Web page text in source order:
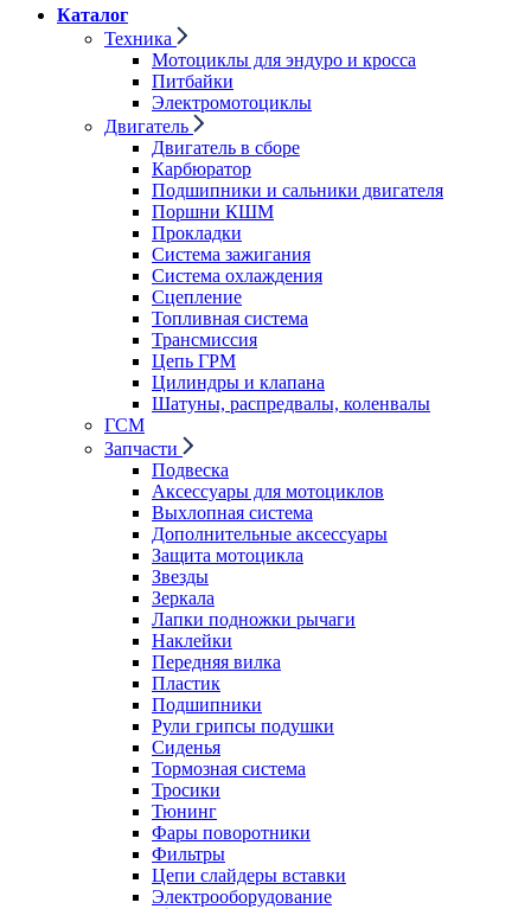
Каталог
Техника
Мотоциклы для эндуро и кросса
Питбайки
Электромотоциклы
Двигатель
Двигатель в сборе
Карбюратор
Подшипники и сальники двигателя
Поршни КШМ
Прокладки
Система зажигания
Система охлаждения
Сцепление
Топливная система
Трансмиссия
Цепь ГРМ
Цилиндры и клапана
Шатуны, распредвалы, коленвалы
ГСМ
Запчасти
Подвеска
Аксессуары для мотоциклов
Выхлопная система
Дополнительные аксессуары
Защита мотоцикла
Звезды
Зеркала
Лапки подножки рычаги
Наклейки
Передняя вилка
Пластик
Подшипники
Рули грипсы подушки
Сиденья
Тормозная система
Тросики
Тюнинг
Фары поворотники
Фильтры
Цепи слайдеры вставки
Электрооборудование